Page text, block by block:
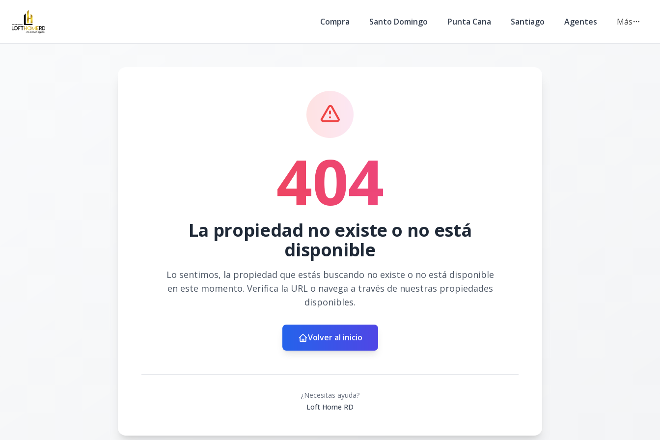
Compra Santo Domingo Punta Cana Santiago Agentes Más
404
La propiedad no existe o no está
disponible
Lo sentimos, la propiedad que estás buscando no existe o no está disponible
en este momento. Verifica la URL o navega a través de nuestras propiedades
disponibles.
Volver al inicio
¿Necesitas ayuda?
Loft Home RD